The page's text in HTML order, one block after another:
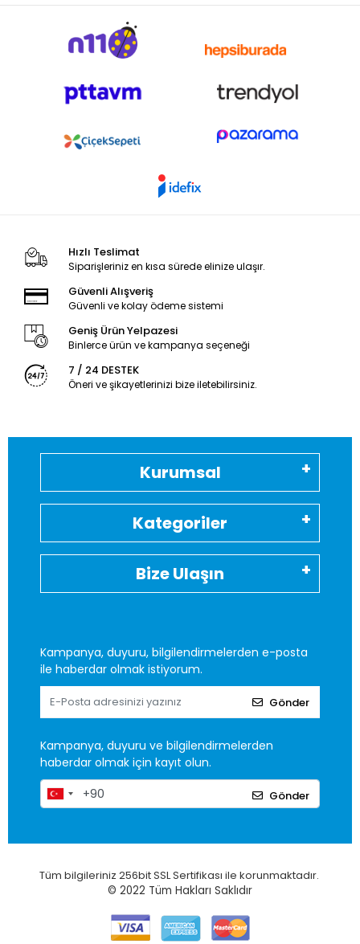
Hızlı Teslimat
Siparişleriniz en kısa sürede elinize ulaşır.
Güvenli Alışveriş
Güvenli ve kolay ödeme sistemi
Geniş Ürün Yelpazesi
Binlerce ürün ve kampanya seçeneği
7 / 24 DESTEK
Öneri ve şikayetlerinizi bize iletebilirsiniz.
Kurumsal
Kategoriler
Bize Ulaşın
Kampanya, duyuru, bilgilendirmelerden e-posta
ile haberdar olmak istiyorum.
Gönder
Kampanya, duyuru ve bilgilendirmelerden
haberdar olmak için kayıt olun.
Gönder
Tüm bilgileriniz 256bit SSL Sertifikası ile korunmaktadır.
© 2022 Tüm Hakları Saklıdır